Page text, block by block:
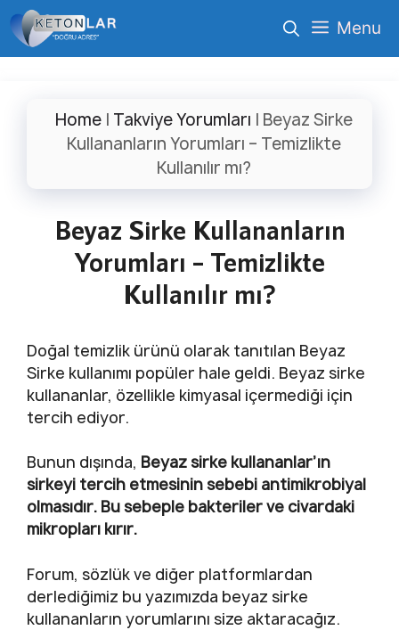
İçeriğe
atla
Menu
Home | Takviye Yorumları | Beyaz Sirke
Kullananların Yorumları – Temizlikte
Kullanılır mı?
Beyaz Sirke Kullananların
Yorumları – Temizlikte
Kullanılır mı?
Doğal temizlik ürünü olarak tanıtılan Beyaz
Sirke kullanımı popüler hale geldi. Beyaz sirke
kullananlar, özellikle kimyasal içermediği için
tercih ediyor.
Bunun dışında, Beyaz sirke kullananlar’ın
sirkeyi tercih etmesinin sebebi antimikrobiyal
olmasıdır. Bu sebeple bakteriler ve civardaki
mikropları kırır.
Forum, sözlük ve diğer platformlardan
derlediğimiz bu yazımızda beyaz sirke
kullananların yorumlarını size aktaracağız.